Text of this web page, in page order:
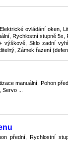
ovládání oken,
Rychlostní stupně 5x,
výškově, Sklo zadní
Zámek řazení
manuální, Pohon
...
přední, Rychlostní